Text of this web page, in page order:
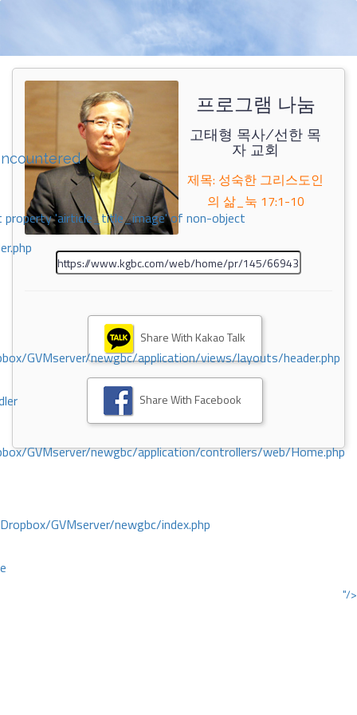
property 'airticle_title_image' of non-object
GVMserver/newgbc/application/views/layouts/header.php
GVMserver/newgbc/application/controllers/web/Home.php
GVMserver/newgbc/index.php
"/>
프로그램 나눔
고태형 목사/선한 목
자 교회
제목: 성숙한 그리스도인
의 삶_눅 17:1-10
Share With Kakao Talk
Share With Facebook